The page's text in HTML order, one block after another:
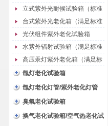
立式紫外光耐候试验箱（标准
型）
台式紫外光老化箱（满足标准
GB/T16776）
光伏组件紫外老化试验箱
水紫外辐射试验箱（满足标准
JC485-1992）
高压汞灯紫外老化箱（满足标
准GB/T16777）
氙灯老化试验箱
氙灯老化灯管/紫外老化灯管
（耗材）
臭氧老化试验箱
换气老化试验箱/空气热老化试